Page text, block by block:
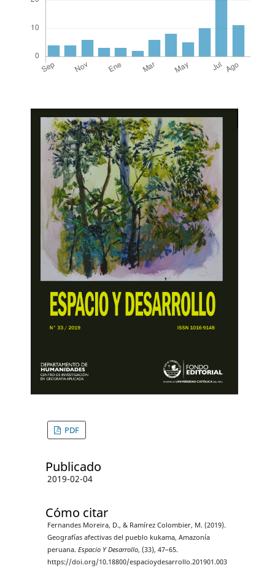
PDF
Publicado
2019-02-04
Cómo citar
Fernandes Moreira, D., & Ramírez Colombier, M. (2019).
Geografías afectivas del pueblo kukama, Amazonía
peruana. Espacio Y Desarrollo, (33), 47–65.
https://doi.org/10.18800/espacioydesarrollo.201901.003